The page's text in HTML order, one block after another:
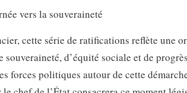
vers la souveraineté
cette série de ratifications reflète une
souveraineté, d’équité sociale et de
forces politiques autour de cette